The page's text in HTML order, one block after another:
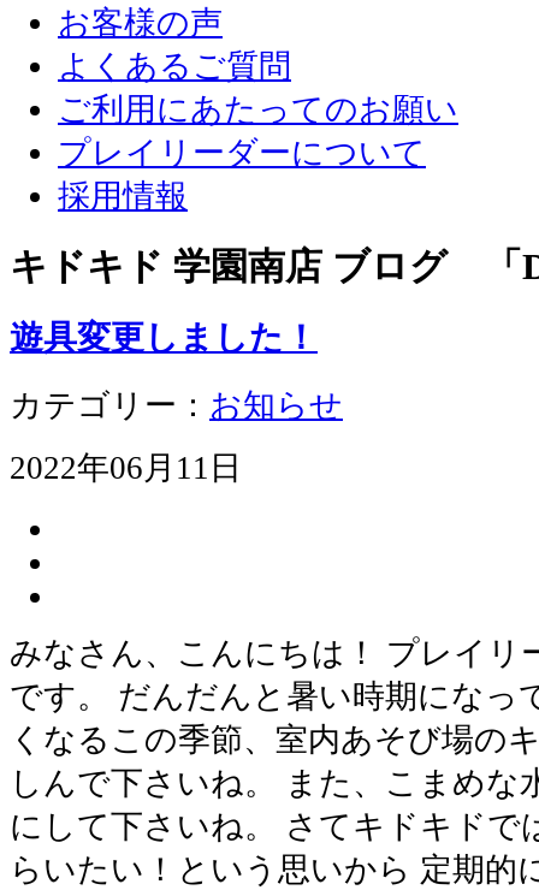
お客様の声
よくあるご質問
ご利用にあたってのお願い
プレイリーダーについて
採用情報
キドキド 学園南店 ブログ 「
遊具変更しました！
カテゴリー： お知らせ
2022年06月11日
みなさん、こんにちは！ プレイリ
です。 だんだんと暑い時期になっ
くなるこの季節、室内あそび場の
しんで下さいね。 また、こまめな
にして下さいね。 さてキドキドで
らいたい！という思いから 定期